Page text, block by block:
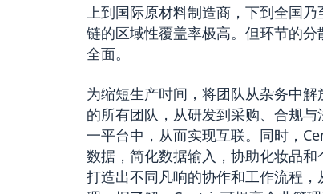
上到国际原材料制造商，下到全国
链的区域性覆盖率极高。但环节的
全面。
为缩短生产时间，将团队从杂务中
的所有团队，从研发到采购、合规
一平台中，从而实现互联。同时，
数据，简化数据输入，协助化妆品
打造出不同凡响的协作和工作流程